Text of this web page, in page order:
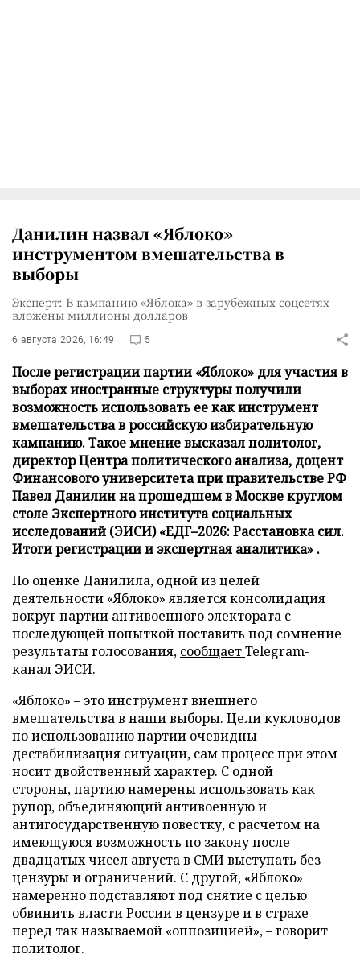
Данилин назвал «Яблоко»
инструментом вмешательства в
выборы
Эксперт: В кампанию «Яблока» в зарубежных соцсетях
вложены миллионы долларов
6 августа 2026, 16:49 5
После регистрации партии «Яблоко» для участия в
выборах иностранные структуры получили
возможность использовать ее как инструмент
вмешательства в российскую избирательную
кампанию. Такое мнение высказал политолог,
директор Центра политического анализа, доцент
Финансового университета при правительстве РФ
Павел Данилин на прошедшем в Москве круглом
столе Экспертного института социальных
исследований (ЭИСИ) «ЕДГ–2026: Расстановка сил.
Итоги регистрации и экспертная аналитика» .
По оценке Данилила, одной из целей
деятельности «Яблоко» является консолидация
вокруг партии антивоенного электората с
последующей попыткой поставить под сомнение
результаты голосования, сообщаетTelegram-
канал ЭИСИ.
«Яблоко» – это инструмент внешнего
вмешательства в наши выборы. Цели кукловодов
по использованию партии очевидны –
дестабилизация ситуации, сам процесс при этом
носит двойственный характер. С одной
стороны, партию намерены использовать как
рупор, объединяющий антивоенную и
антигосударственную повестку, с расчетом на
имеющуюся возможность по закону после
двадцатых чисел августа в СМИ выступать без
цензуры и ограничений. С другой, «Яблоко»
намеренно подставляют под снятие с целью
обвинить власти России в цензуре и в страхе
перед так называемой «оппозицией», – говорит
политолог.